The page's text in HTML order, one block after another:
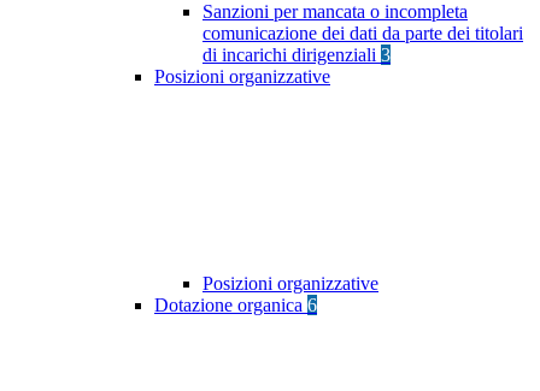
Sanzioni per mancata o incompleta
comunicazione dei dati da parte dei titolari
di incarichi dirigenziali 3
Posizioni organizzative
Posizioni organizzative
Dotazione organica 6